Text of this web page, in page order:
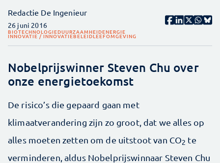
Redactie De Ingenieur
26 juni 2016
BIOTECHNOLOGIEDUURZAAMHEIDENERGIE
INNOVATIE / INNOVATIEBELEIDLEEFOMGEVING
Nobelprijswinner Steven Chu over
onze energietoekomst
De risico’s die gepaard gaan met
klimaatverandering zijn zo groot, dat we alles op
alles moeten zetten om de uitstoot van CO2 te
verminderen, aldus Nobelprijswinnaar Steven Chu